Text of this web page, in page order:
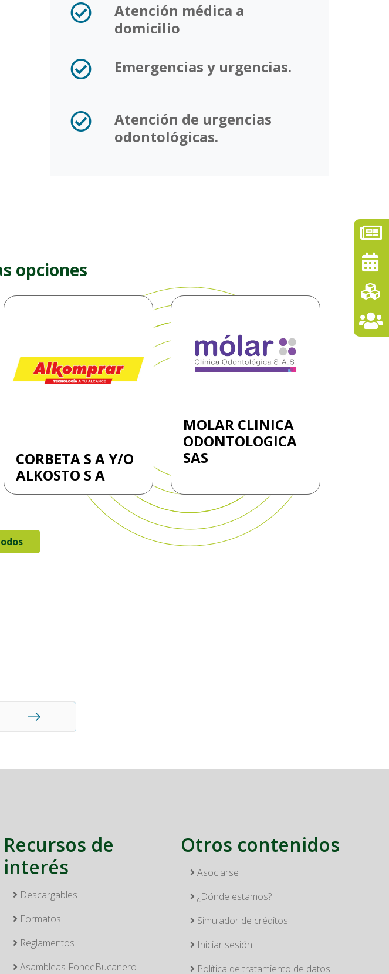
Atención médica a
domicilio
Emergencias y urgencias.
Atención de urgencias
odontológicas.
opciones
CORBETA S A Y/O
ALKOSTO S A
MOLAR CLINICA
ODONTOLOGICA
SAS
Recursos de
interés
Descargables
Formatos
Reglamentos
Asambleas FondeBucanero
Otros contenidos
Asociarse
¿Dónde estamos?
Simulador de créditos
Iniciar sesión
Política de tratamiento de datos